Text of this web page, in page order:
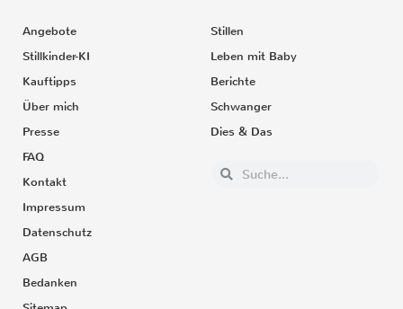
Angebote
Stillkinder-KI
Kauftipps
Über mich
Presse
FAQ
Kontakt
Impressum
Datenschutz
AGB
Bedanken
Stillen
Leben mit Baby
Berichte
Schwanger
Dies & Das